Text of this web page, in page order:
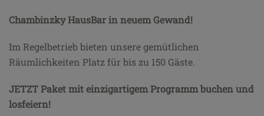
Chambinzky HausBar in neuem Gewand!
Im Regelbetrieb bieten unsere gemütlichen
Räumlichkeiten Platz für bis zu 150 Gäste.
JETZT Paket mit einzigartigem Programm buchen und
losfeiern!